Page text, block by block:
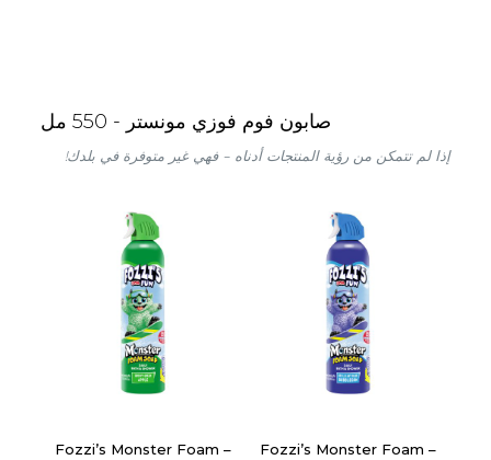
صابون فوم فوزي مونستر - 550 مل
إذا لم تتمكن من رؤية المنتجات أدناه – فهي غير متوفرة في بلدك!
Fozzi’s Monster Foam –
Fozzi’s Monster Foam –